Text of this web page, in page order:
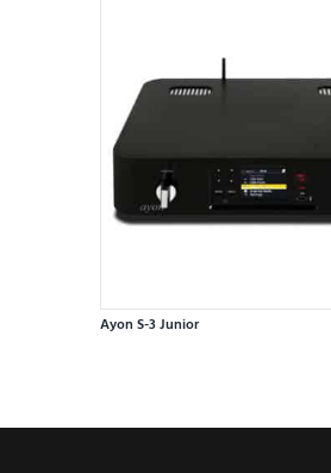
Optionen
der
Produktseite
gewählt
Ayon S-3 Junior